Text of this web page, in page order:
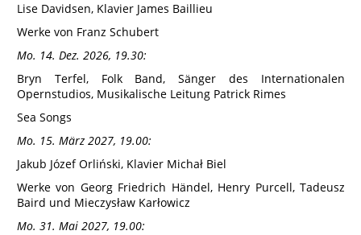
Lise Davidsen, Klavier James Baillieu
Werke von Franz Schubert
Mo. 14. Dez. 2026, 19.30:
Bryn Terfel, Folk Band, Sänger des Internationalen
Opernstudios, Musikalische Leitung Patrick Rimes
Sea Songs
Mo. 15. März 2027, 19.00:
Jakub Józef Orliński, Klavier Michał Biel
Werke von Georg Friedrich Händel, Henry Purcell, Tadeusz
Baird und Mieczysław Karłowicz
Mo. 31. Mai 2027, 19.00: